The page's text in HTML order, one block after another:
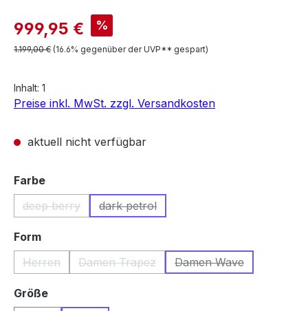
Verkaufspreis:
999,95 € %
Regulärer Preis:
1.199,00 € (16.6% gegenüber der UVP** gespart)
Inhalt: 1
Preise inkl. MwSt. zzgl. Versandkosten
aktuell nicht verfügbar
Farbeauswählen
deep berry
(Diese Option ist zurzeit nicht verfügbar.)
dark petrol
(Diese Option ist zurzeit nicht
Formauswählen
Herren
(Diese Option ist zurzeit nicht verfügbar.)
Damen Trapez
(Diese Option ist zurzeit nicht verfügbar.)
Damen Wave
(Diese Option ist
Größeauswählen